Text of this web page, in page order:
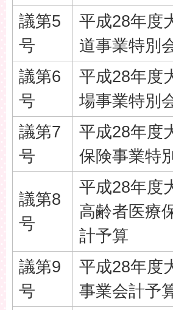
議第5
号
平成28年度
道事業特別
議第6
号
平成28年度
場事業特別
議第7
号
平成28年度
保険事業特
議第8
号
平成28年度
高齢者医療
計予算
議第9
号
平成28年度
事業会計予